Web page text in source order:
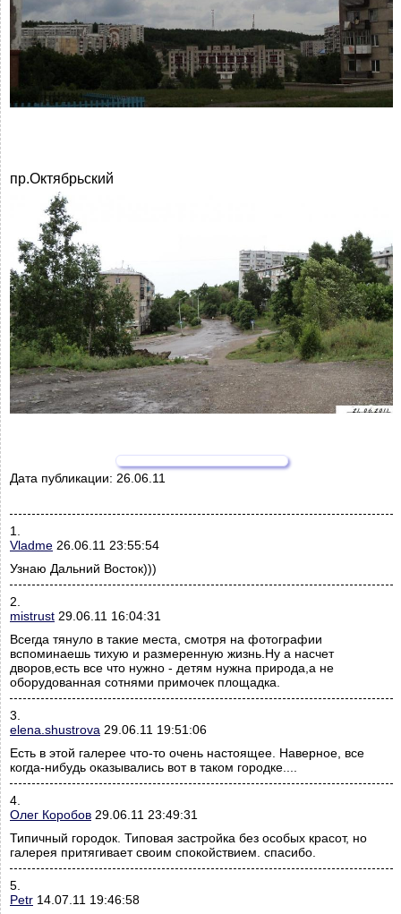
пр.Октябрьский
Дата публикации: 26.06.11
1.
Vladme 26.06.11 23:55:54
Узнаю Дальний Восток)))
2.
mistrust 29.06.11 16:04:31
Всегда тянуло в такие места, смотря на фотографии
вспоминаешь тихую и размеренную жизнь.Ну а насчет
дворов,есть все что нужно - детям нужна природа,а не
оборудованная сотнями примочек площадка.
3.
elena.shustrova 29.06.11 19:51:06
Есть в этой галерее что-то очень настоящее. Наверное, все
когда-нибудь оказывались вот в таком городке....
4.
Олег Коробов 29.06.11 23:49:31
Типичный городок. Типовая застройка без особых красот, но
галерея притягивает своим спокойствием. спасибо.
5.
Petr 14.07.11 19:46:58